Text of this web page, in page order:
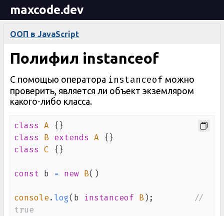
maxcode.dev
ООП в JavaScript
Полифил instanceof
С помощью оператора instanceof можно
проверить, является ли объект экземляром
какого-либо класса.
class A { }
class
B extends A { }
class C { }
const b = new B( )
console. log( b instanceof B) ;
//
true